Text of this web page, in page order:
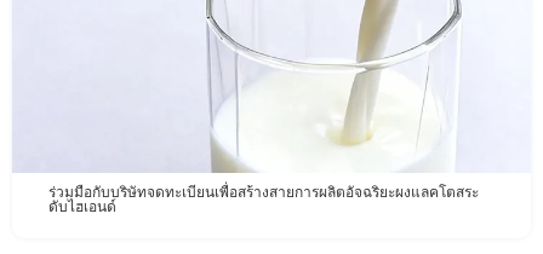
ร่วมมือกับบริษัทจดทะเบียนเพื่อสร้างสายการผลิตอัจฉริยะผงแลคโตสระ
ดับไฮเอนด์